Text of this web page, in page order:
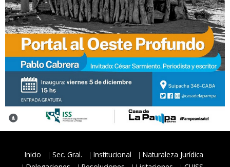
Inicio Sec. Gral. Institucional
Naturaleza Jurídica